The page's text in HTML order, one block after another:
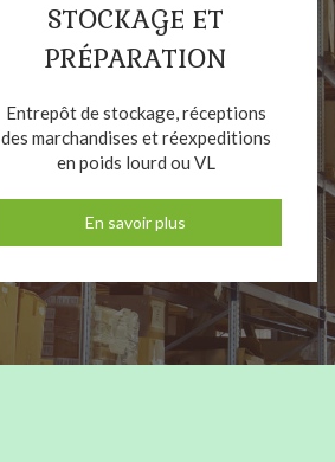
STOCKAGE ET
PRÉPARATION
Entrepôt de stockage, réceptions
des marchandises et réexpeditions
en poids lourd ou VL
En savoir plus